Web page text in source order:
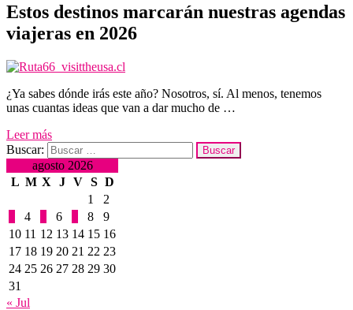
Estos destinos marcarán nuestras agendas
viajeras en 2026
¿Ya sabes dónde irás este año? Nosotros, sí. Al menos, tenemos
unas cuantas ideas que van a dar mucho de …
Leer más
Buscar:
agosto 2026
L M X J V S D
1
2
4 6 8
9
10 11 12 13 14 15 16
17 18 19 20 21 22 23
24 25 26 27 28 29 30
31
« Jul